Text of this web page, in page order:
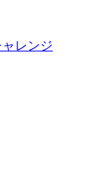
レンジ